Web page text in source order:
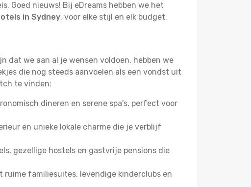
Goed nieuws! Bij eDreams hebben we het
in Sydney, voor elke stijl en elk budget.
dat we aan al je wensen voldoen, hebben we
die nog steeds aanvoelen als een vondst uit
te vinden:
dineren en serene spa's, perfect voor
en unieke lokale charme die je verblijf
gezellige hostels en gastvrije pensions die
ruime familiesuites, levendige kinderclubs en